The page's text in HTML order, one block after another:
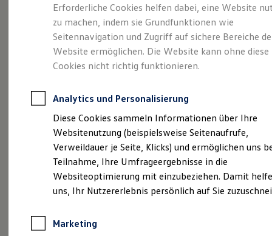
Leasing
Leasing-Angebote
Gebrauchtwagen Leasing
Junge Gebrauchtwagen-Leasing
Elektroauto Leasing
Kleinwagen-Leasing
Leasing ohne Anzahlung
Autokredit mit Schlussrate
Versicherungen und Garantien
Kfz-Versicherung
Restschuldversicherungen
Garantien
Wartungsverträge
Geschäftskunden
Professional Class bei Volkswagen
Großkunden
Behörden
Anpfiff zum Gewinn
Gepflegt, geprüft und
für gut befunden.
Volkswagen
Zertifizierte
Gebrauchtwagen.
Erforderliche Cookies helfen dabei, eine Website
zu machen, indem sie Grundfunktionen wie
Seitennavigation und Zugriff auf sichere Bereiche
Website ermöglichen. Die Website kann ohne diese
Cookies nicht richtig funktionieren.
Analytics und Personalisierung
Diese Cookies sammeln Informationen über Ihre
Websitenutzung (beispielsweise Seitenaufrufe,
Verweildauer je Seite, Klicks) und ermöglichen uns
Teilnahme, Ihre Umfrageergebnisse in die
Websiteoptimierung mit einzubeziehen. Damit
uns, Ihr Nutzererlebnis persönlich auf Sie
Marketing